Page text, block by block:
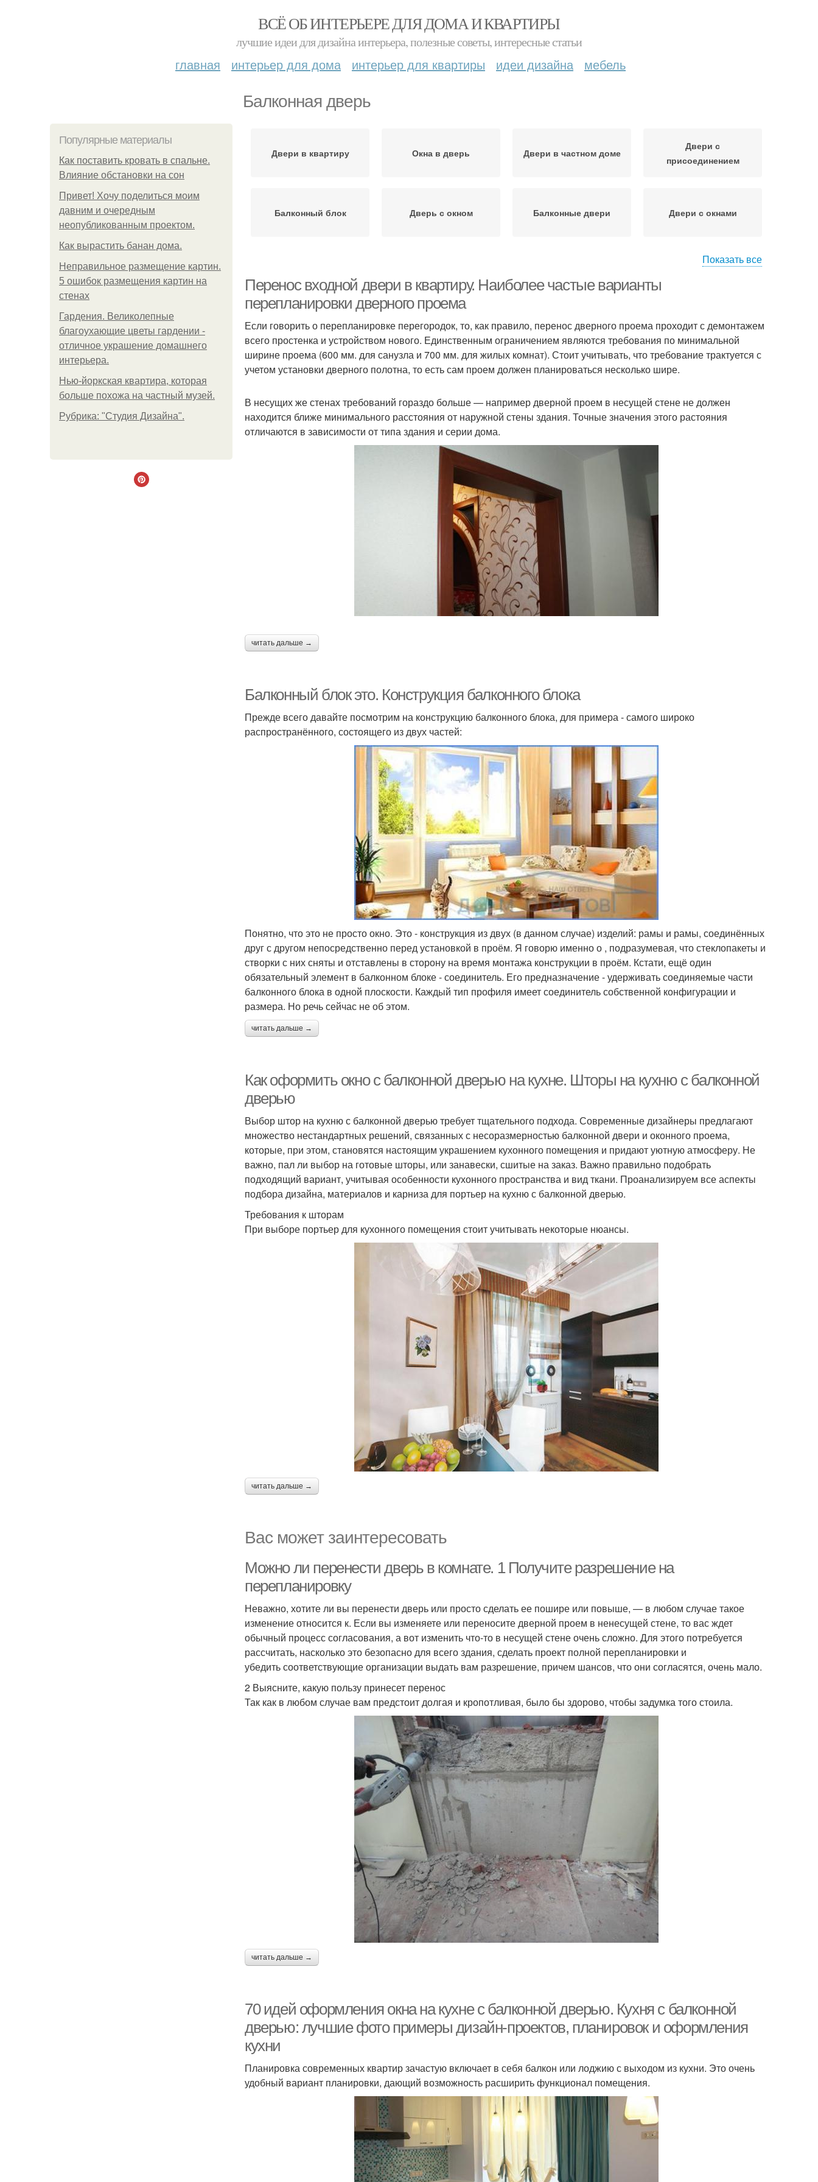
ВСЁ ОБ ИНТЕРЬЕРЕ ДЛЯ ДОМА И КВАРТИРЫ
лучшие идеи для дизайна интерьера, полезные советы, интересные статьи
главная интерьер для дома интерьер для квартиры идеи дизайна мебель
Балконная дверь
Популярные материалы
Как поставить кровать в спальне.
Влияние обстановки на сон
Привет! Хочу поделиться моим
давним и очередным
неопубликованным проектом.
Как вырастить банан дома.
Неправильное размещение картин.
5 ошибок размещения картин на
стенах
Гардения. Великолепные
благоухающие цветы гардении -
отличное украшение домашнего
интерьера.
Нью-йоркская квартира, которая
больше похожа на частный музей.
Рубрика: "Студия Дизайна".
Двери в квартиру Окна в дверь Двери в частном доме
Двери с
присоединением
Балконный блок Дверь с окном Балконные двери Двери с окнами
Показать все
Перенос входной двери в квартиру. Наиболее частые варианты
перепланировки дверного проема
Если говорить о перепланировке перегородок, то, как правило, перенос дверного проема проходит с демонтажем
всего простенка и устройством нового. Единственным ограничением являются требования по минимальной
ширине проема (600 мм. для санузла и 700 мм. для жилых комнат). Стоит учитывать, что требование трактуется с
учетом установки дверного полотна, то есть сам проем должен планироваться несколько шире.
В несущих же стенах требований гораздо больше — например дверной проем в несущей стене не должен
находится ближе минимального расстояния от наружной стены здания. Точные значения этого растояния
отличаются в зависимости от типа здания и серии дома.
читать дальше →
Балконный блок это. Конструкция балконного блока
Прежде всего давайте посмотрим на конструкцию балконного блока, для примера - самого широко
распространённого, состоящего из двух частей:
Понятно, что это не просто окно. Это - конструкция из двух (в данном случае) изделий: рамы и рамы, соединённых
друг с другом непосредственно перед установкой в проём. Я говорю именно о , подразумевая, что стеклопакеты и
створки с них сняты и отставлены в сторону на время монтажа конструкции в проём. Кстати, ещё один
обязательный элемент в балконном блоке - соединитель. Его предназначение - удерживать соединяемые части
балконного блока в одной плоскости. Каждый тип профиля имеет соединитель собственной конфигурации и
размера. Но речь сейчас не об этом.
читать дальше →
Как оформить окно с балконной дверью на кухне. Шторы на кухню с балконной
дверью
Выбор штор на кухню с балконной дверью требует тщательного подхода. Современные дизайнеры предлагают
множество нестандартных решений, связанных с несоразмерностью балконной двери и оконного проема,
которые, при этом, становятся настоящим украшением кухонного помещения и придают уютную атмосферу. Не
важно, пал ли выбор на готовые шторы, или занавески, сшитые на заказ. Важно правильно подобрать
подходящий вариант, учитывая особенности кухонного пространства и вид ткани. Проанализируем все аспекты
подбора дизайна, материалов и карниза для портьер на кухню с балконной дверью.
Требования к шторам
При выборе портьер для кухонного помещения стоит учитывать некоторые нюансы.
читать дальше →
Вас может заинтересовать
Можно ли перенести дверь в комнате. 1 Получите разрешение на
перепланировку
Неважно, хотите ли вы перенести дверь или просто сделать ее пошире или повыше, — в любом случае такое
изменение относится к. Если вы изменяете или переносите дверной проем в ненесущей стене, то вас ждет
обычный процесс согласования, а вот изменить что-то в несущей стене очень сложно. Для этого потребуется
рассчитать, насколько это безопасно для всего здания, сделать проект полной перепланировки и
убедить соответствующие организации выдать вам разрешение, причем шансов, что они согласятся, очень мало.
2 Выясните, какую пользу принесет перенос
Так как в любом случае вам предстоит долгая и кропотливая, было бы здорово, чтобы задумка того стоила.
читать дальше →
70 идей оформления окна на кухне с балконной дверью. Кухня с балконной
дверью: лучшие фото примеры дизайн-проектов, планировок и оформления
кухни
Планировка современных квартир зачастую включает в себя балкон или лоджию с выходом из кухни. Это очень
удобный вариант планировки, дающий возможность расширить функционал помещения.